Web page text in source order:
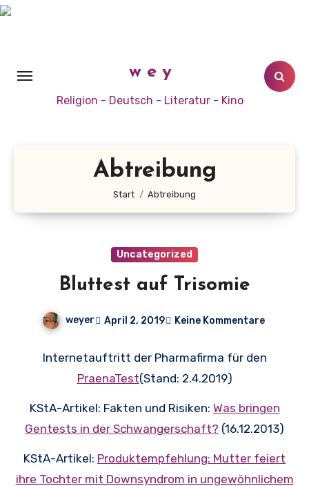
Zum
w e y
Religion - Deutsch - Literatur - Kino
Abtreibung
Start Abtreibung
Uncategorized
Bluttest auf Trisomie
weyer April 2, 2019 Keine Kommentare
Internetauftritt der Pharmafirma für den
PraenaTest(Stand: 2.4.2019)
KStA-Artikel: Fakten und Risiken: Was bringen
Gentests in der Schwangerschaft? (16.12.2013)
KStA-Artikel: Produktempfehlung: Mutter feiert
ihre Tochter mit Downsyndrom in ungewöhnlichem